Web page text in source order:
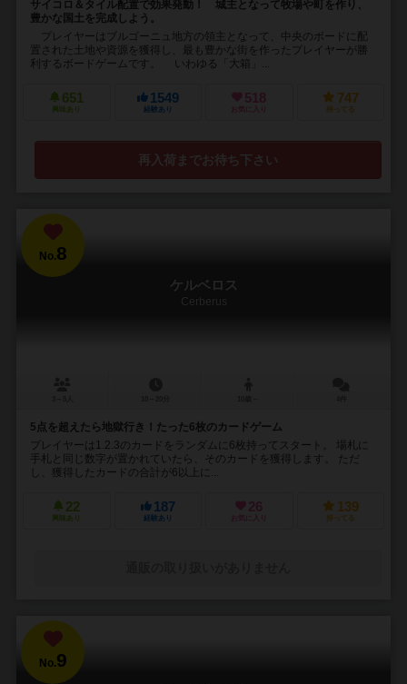
サイコロ＆タイル配置で効果発動！ 城主となって牧場や町を作り、
豊かな国土を完成しよう。
プレイヤーはブルゴーニュ地方の領主となって、中央のボードに配
置された土地や資源を獲得し、最も豊かな街を作ったプレイヤーが勝
利するボードゲームです。 いわゆる「大箱」...
651
興味あり
1549
経験あり
518
お気に入り
747
持ってる
再入荷までお待ち下さい
No.8
ケルベロス
Cerberus
5点を超えたら地獄行き！たった6枚のカードゲーム
プレイヤーは1.2.3のカードをランダムに6枚持ってスタート。 場札に
手札と同じ数字が置かれていたら、そのカードを獲得します。 ただ
し、獲得したカードの合計が6以上に...
22
興味あり
187
経験あり
26
お気に入り
139
持ってる
No.9